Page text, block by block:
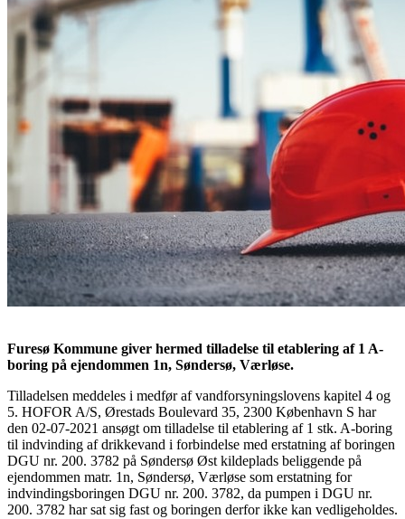
Furesø Kommune giver hermed tilladelse til etablering af 1 A-
boring på ejendommen 1n, Søndersø, Værløse.
Tilladelsen meddeles i medfør af vandforsyningslovens kapitel 4 og
5. HOFOR A/S, Ørestads Boulevard 35, 2300 København S har
den 02-07-2021 ansøgt om tilladelse til etablering af 1 stk. A-boring
til indvinding af drikkevand i forbindelse med erstatning af boringen
DGU nr. 200. 3782 på Søndersø Øst kildeplads beliggende på
ejendommen matr. 1n, Søndersø, Værløse som erstatning for
indvindingsboringen DGU nr. 200. 3782, da pumpen i DGU nr.
200. 3782 har sat sig fast og boringen derfor ikke kan vedligeholdes.